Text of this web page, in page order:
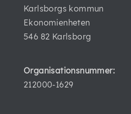
Karlsborgs kommun
Ekonomienheten
546 82 Karlsborg
Organisationsnummer:
212000-1629